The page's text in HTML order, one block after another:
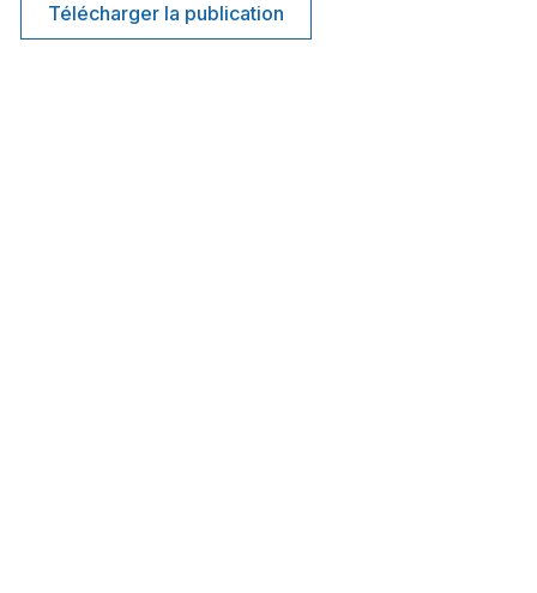
Télécharger la publication